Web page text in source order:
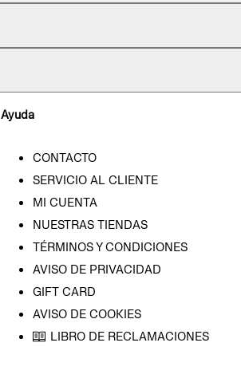
Ayuda
CONTACTO
SERVICIO AL CLIENTE
MI CUENTA
NUESTRAS TIENDAS
TÉRMINOS Y CONDICIONES
AVISO DE PRIVACIDAD
GIFT CARD
AVISO DE COOKIES
LIBRO DE RECLAMACIONES